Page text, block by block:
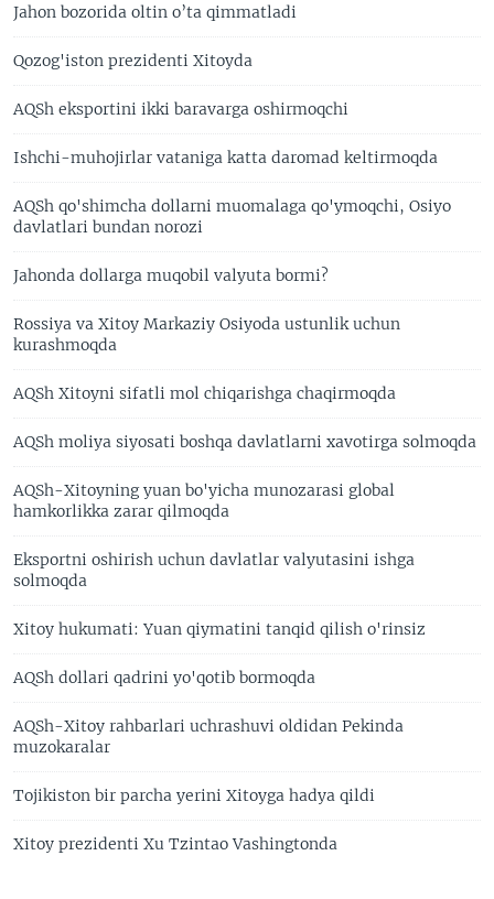
Jahon bozorida oltin o’ta qimmatladi
Qozog'iston prezidenti Xitoyda
AQSh eksportini ikki baravarga oshirmoqchi
Ishchi-muhojirlar vataniga katta daromad keltirmoqda
AQSh qo'shimcha dollarni muomalaga qo'ymoqchi, Osiyo
davlatlari bundan norozi
Jahonda dollarga muqobil valyuta bormi?
Rossiya va Xitoy Markaziy Osiyoda ustunlik uchun
kurashmoqda
AQSh Xitoyni sifatli mol chiqarishga chaqirmoqda
AQSh moliya siyosati boshqa davlatlarni xavotirga solmoqda
AQSh-Xitoyning yuan bo'yicha munozarasi global
hamkorlikka zarar qilmoqda
Eksportni oshirish uchun davlatlar valyutasini ishga
solmoqda
Xitoy hukumati: Yuan qiymatini tanqid qilish o'rinsiz
AQSh dollari qadrini yo'qotib bormoqda
AQSh-Xitoy rahbarlari uchrashuvi oldidan Pekinda
muzokaralar
Tojikiston bir parcha yerini Xitoyga hadya qildi
Xitoy prezidenti Xu Tzintao Vashingtonda